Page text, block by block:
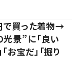
で買った着物→
景”に「良い
お宝だ」「掘り